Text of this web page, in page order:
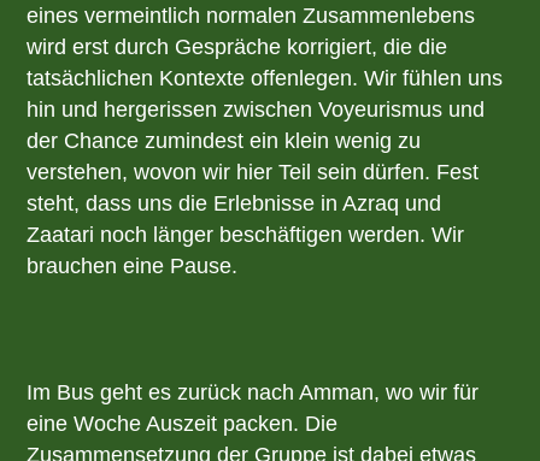
eines vermeintlich normalen Zusammenlebens
wird erst durch Gespräche korrigiert, die die
tatsächlichen Kontexte offenlegen. Wir fühlen uns
hin und hergerissen zwischen Voyeurismus und
der Chance zumindest ein klein wenig zu
verstehen, wovon wir hier Teil sein dürfen. Fest
steht, dass uns die Erlebnisse in Azraq und
Zaatari noch länger beschäftigen werden. Wir
brauchen eine Pause.
Im Bus geht es zurück nach Amman, wo wir für
eine Woche Auszeit packen. Die
Zusammensetzung der Gruppe ist dabei etwas